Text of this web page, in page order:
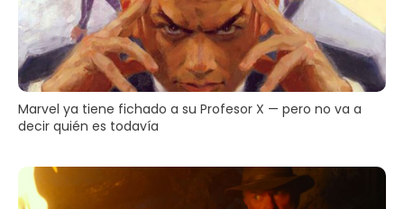
Marvel ya tiene fichado a su Profesor X — pero no va a
decir quién es todavía